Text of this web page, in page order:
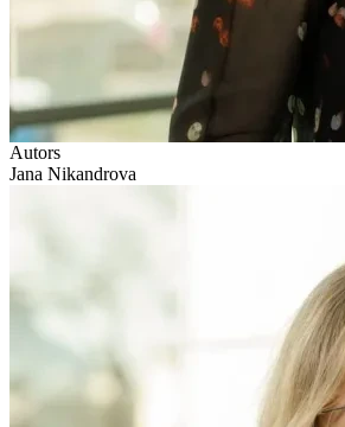
Autors
Jana Nikandrova